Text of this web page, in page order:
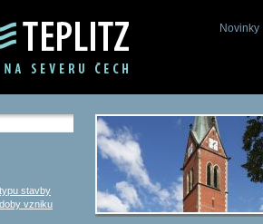
Novinky
stavby
vzniku